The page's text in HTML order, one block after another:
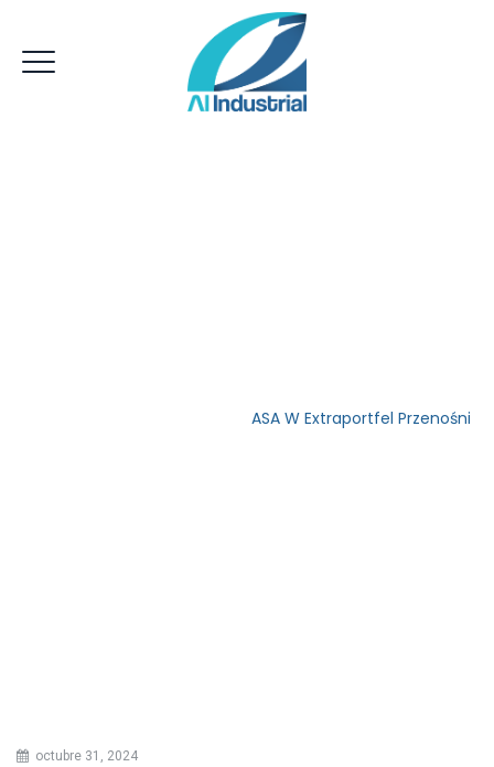
ASA W Extraportfel Przenośni
octubre 31, 2024